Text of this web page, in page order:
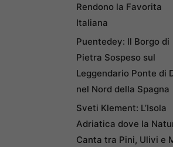
Rendono la Favorita
Italiana
Puentedey: Il Borgo di
Pietra Sospeso sul
Leggendario Ponte di
nel Nord della Spagna
Sveti Klement: L’Isola
Adriatica dove la
Canta tra Pini, Ulivi e